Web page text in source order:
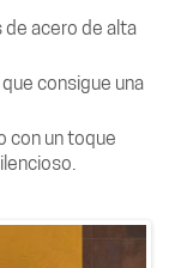
de acero de alta
consigue una
con un toque